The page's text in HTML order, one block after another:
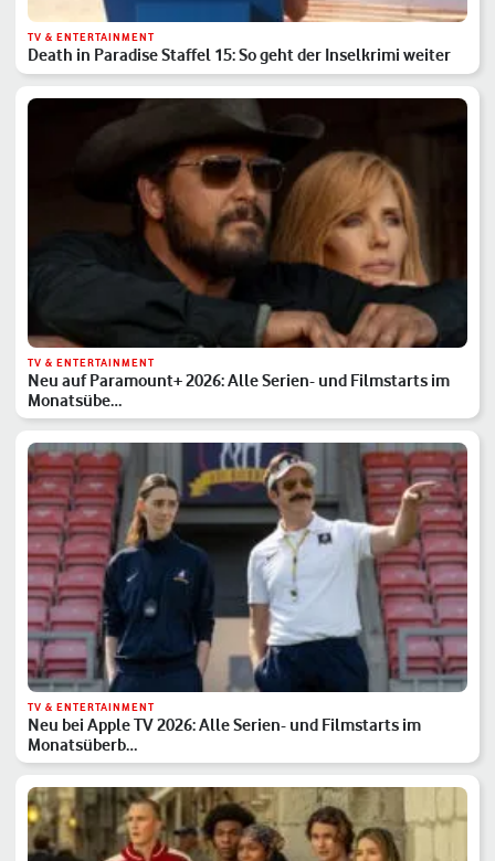
TV & ENTERTAINMENT
Death in Paradise Staffel 15: So geht der Inselkrimi weiter
TV & ENTERTAINMENT
Neu auf Paramount+ 2026: Alle Serien- und Filmstarts im
Monatsübe…
TV & ENTERTAINMENT
Neu bei Apple TV 2026: Alle Serien- und Filmstarts im
Monatsüberb…